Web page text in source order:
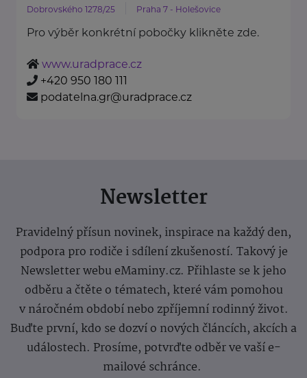
Dobrovského 1278/25 Praha 7 - Holešovice
Pro výběr konkrétní pobočky klikněte zde.
www.uradprace.cz
+420 950 180 111
podatelna.gr@uradprace.cz
Newsletter
Pravidelný přísun novinek, inspirace na každý den,
podpora pro rodiče i sdílení zkušeností. Takový je
Newsletter webu eMaminy.cz. Přihlaste se k jeho
odběru a čtěte o tématech, které vám pomohou
v náročném období nebo zpříjemní rodinný život.
Buďte první, kdo se dozví o nových článcích, akcích a
událostech. Prosíme, potvrďte odběr ve vaší e-
mailové schránce.